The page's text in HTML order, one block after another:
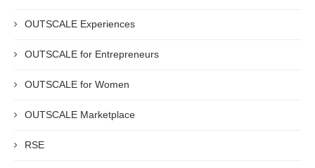
OUTSCALE Experiences
OUTSCALE for Entrepreneurs
OUTSCALE for Women
OUTSCALE Marketplace
RSE